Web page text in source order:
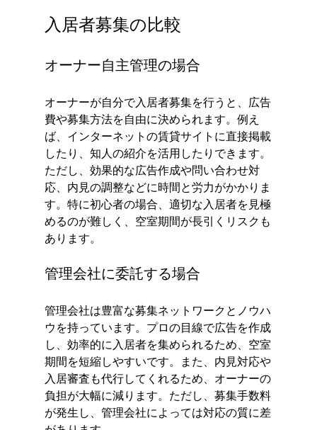
入居者募集の比較
オーナー自主管理の場合
オーナーが自分で入居者募集を行うと、広告
費や募集方法を自由に決められます。例え
ば、インターネットの賃貸サイトに直接掲載
したり、知人の紹介を活用したりできます。
ただし、効果的な広告作成や問い合わせ対
応、内見の調整などに時間と労力がかかりま
す。特に初心者の場合、適切な入居者を見極
めるのが難しく、空室期間が長引くリスクも
あります。
管理会社に委託する場合
管理会社は豊富な募集ネットワークとノウハ
ウを持っています。プロの目線で広告を作成
し、効率的に入居者を集められるため、空室
期間を短縮しやすいです。また、内見対応や
入居審査も代行してくれるため、オーナーの
負担が大幅に減ります。ただし、募集手数料
が発生し、管理会社によっては対応の質に差